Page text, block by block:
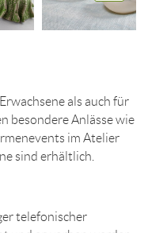
als auch für
besondere Anlässe wie
im Atelier
sind erhältlich.
telefonischer